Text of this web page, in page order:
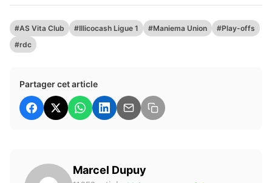
#AS Vita Club #Illicocash Ligue 1 #Maniema Union
#Play-offs
#rdc
Partager cet article
Marcel Dupuy